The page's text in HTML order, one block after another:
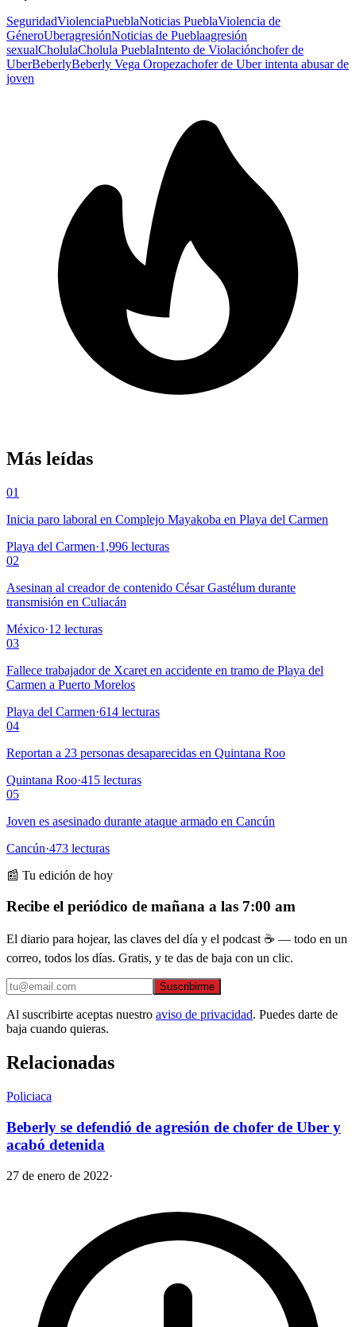
SeguridadViolenciaPueblaNoticias PueblaViolencia de
GéneroUberagresiónNoticias de Pueblaagresión
sexualCholulaCholula PueblaIntento de Violaciónchofer de
UberBeberlyBeberly Vega Oropezachofer de Uber intenta abusar de
joven
Más leídas
01
Inicia paro laboral en Complejo Mayakoba en Playa del Carmen
Playa del Carmen·1,996 lecturas
02
Asesinan al creador de contenido César Gastélum durante
transmisión en Culiacán
México·12 lecturas
03
Fallece trabajador de Xcaret en accidente en tramo de Playa del
Carmen a Puerto Morelos
Playa del Carmen·614 lecturas
04
Reportan a 23 personas desaparecidas en Quintana Roo
Quintana Roo·415 lecturas
05
Joven es asesinado durante ataque armado en Cancún
Cancún·473 lecturas
📰 Tu edición de hoy
Recibe el periódico de mañana a las 7:00 am
El diario para hojear, las claves del día y el podcast ☕ — todo en un
correo, todos los días. Gratis, y te das de baja con un clic.
Suscribirme
Al suscribirte aceptas nuestro aviso de privacidad. Puedes darte de
baja cuando quieras.
Relacionadas
Policiaca
Beberly se defendió de agresión de chofer de Uber y
acabó detenida
27 de enero de 2022·